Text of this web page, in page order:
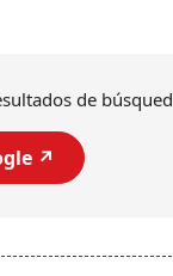
de
↗️
sur de Japón,